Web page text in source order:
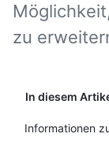
zu
In diesem
Informationen